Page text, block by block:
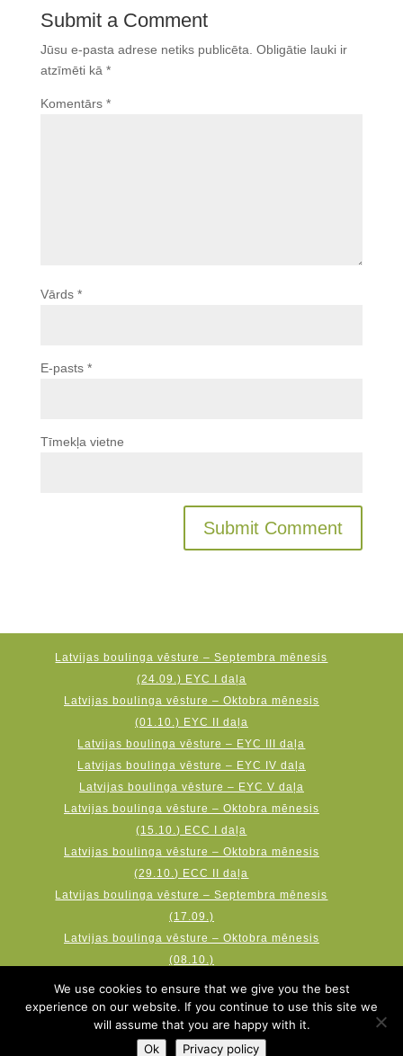
Submit a Comment
Jūsu e-pasta adrese netiks publicēta. Obligātie lauki ir
atzīmēti kā *
Komentārs *
Vārds *
E-pasts *
Tīmekļa vietne
Latvijas boulinga vēsture – Septembra mēnesis
(24.09.) EYC I daļa
Latvijas boulinga vēsture – Oktobra mēnesis
(01.10.) EYC II daļa
Latvijas boulinga vēsture – EYC III daļa
Latvijas boulinga vēsture – EYC IV daļa
Latvijas boulinga vēsture – EYC V daļa
Latvijas boulinga vēsture – Oktobra mēnesis
(15.10.) ECC I daļa
Latvijas boulinga vēsture – Oktobra mēnesis
(29.10.) ECC II daļa
Latvijas boulinga vēsture – Septembra mēnesis
(17.09.)
Latvijas boulinga vēsture – Oktobra mēnesis
(08.10.)
Latvijas boulinga vēsture – Novembra mēnesis
(19.11.) AMF Qubica World Cup
We use cookies to ensure that we give you the best
experience on our website. If you continue to use this site we
will assume that you are happy with it.
Ok
Privacy policy